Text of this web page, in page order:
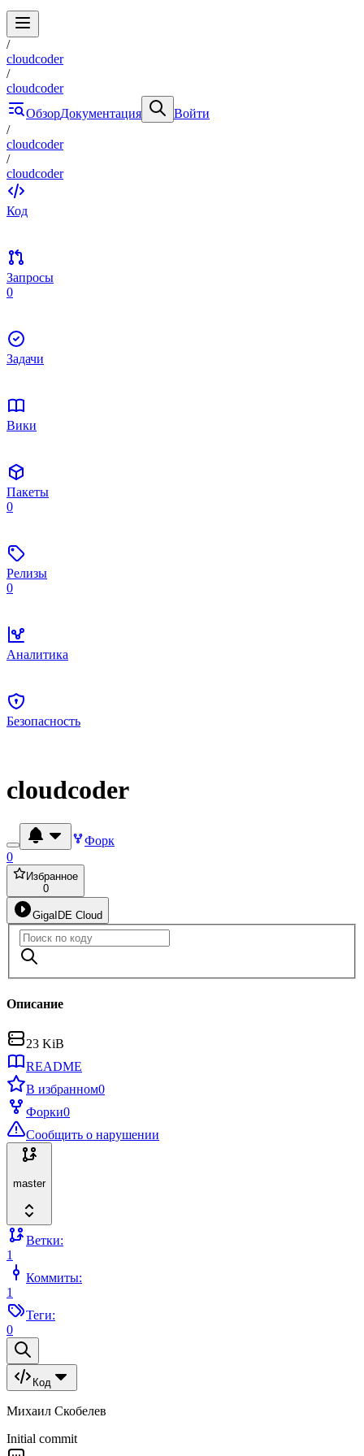
/
cloudcoder
/
cloudcoder
ОбзорДокументация
Войти
/
cloudcoder
/
cloudcoder
Код
Запросы
0
Задачи
Вики
Пакеты
0
Релизы
0
Аналитика
Безопасность
cloudcoder
Форк
0
Избранное
0
GigaIDE Cloud
Описание
23 KiB
README
В избранном0
Форки0
Сообщить о нарушении
master
Ветки:
1
Коммиты:
1
Теги:
0
Код
Михаил Скобелев
Initial commit